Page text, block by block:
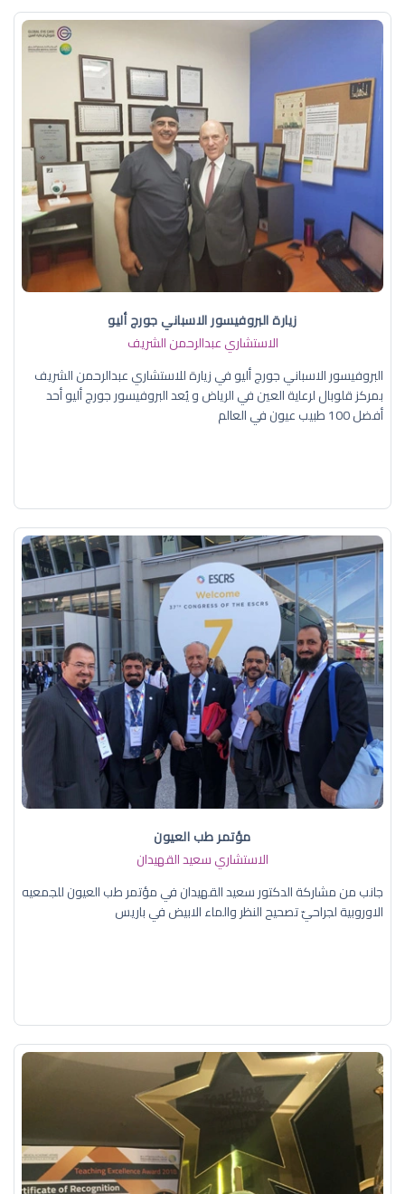
زيارة البروفيسور الاسباني جورج أليو
الاستشاري عبدالرحمن الشريف
البروفيسور الاسباني جورج أليو في زيارة للاستشاري عبدالرحمن الشريف
بمركز قلوبال لرعاية العين في الرياض و يُعد البروفيسور جورج أليو أحد
أفضل 100 طبيب عيون في العالم
مؤتمر طب العيون
الاستشاري سعيد القهيدان
جانب من مشاركة الدكتور سعيد القهيدان في مؤتمر طب العيون للجمعيه
الاوروبية لجراحيّ تصحيح النظر والماء الابيض في باريس